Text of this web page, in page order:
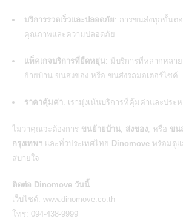
บริการรวดเร็วและปลอดภัย: การขนส่งทุกขั้นต
คุณภาพและความปลอดภัย
แพ็คเกจบริการที่ยืดหยุ่น: มีบริการที่หลากหลา
ย้ายบ้าน ขนส่งของ หรือ ขนส่งรถมอเตอร์ไซค์
ราคาคุ้มค่า: เรามุ่งเน้นบริการที่คุ้มค่าและประ
ไม่ว่าคุณจะต้องการ ขนย้ายบ้าน ส่งของ , หรือ ขน
กรุงเทพฯ และทั่วประเทศไทย Dinomove พร้อมดู
สบายใจ
ติดต่อ Dinomove วันนี้
เว็บไซต์: www.dinomove.co.th
โทร: 094-438-9999